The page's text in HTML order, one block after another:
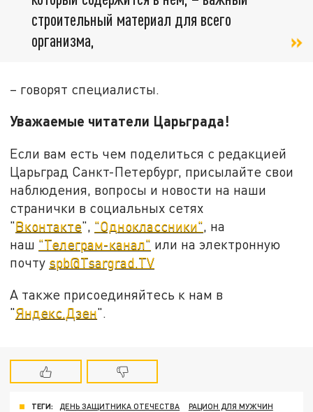
строительный материал для всего
организма,
– говорят специалисты.
Уважаемые читатели Царьграда!
Если вам есть чем поделиться с редакцией
Царьград Санкт-Петербург, присылайте свои
наблюдения, вопросы и новости на наши
странички в социальных сетях
"Вконтакте", "Одноклассники", на
наш "Телеграм-канал" или на электронную
почту spb@Tsargrad.TV
А также присоединяйтесь к нам в
"Яндекс.Дзен".
ТЕГИ: ДЕНЬ ЗАЩИТНИКА ОТЕЧЕСТВА РАЦИОН ДЛЯ МУЖЧИН